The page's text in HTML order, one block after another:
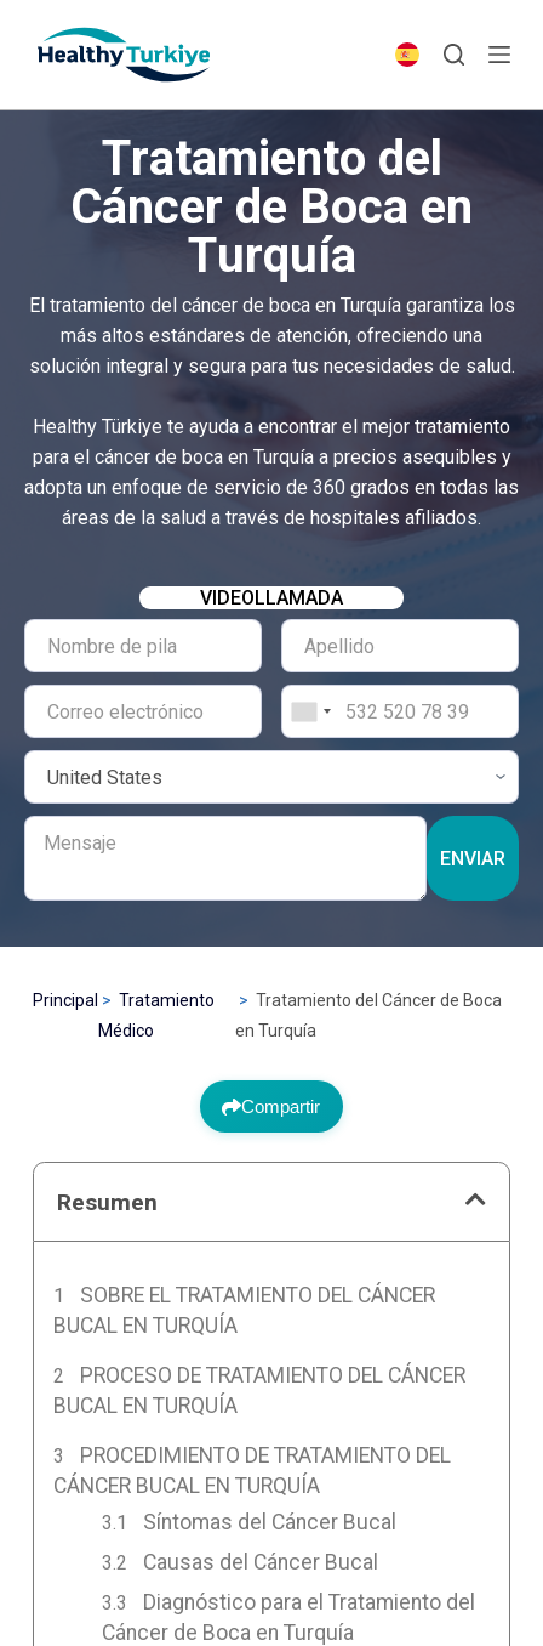
p
n
Tratamiento del
Cáncer de Boca en
Turquía
El tratamiento del cáncer de boca en Turquía garantiza los
más altos estándares de atención, ofreciendo una
solución integral y segura para tus necesidades de salud.
Healthy Türkiye te ayuda a encontrar el mejor tratamiento
para el cáncer de boca en Turquía a precios asequibles y
adopta un enfoque de servicio de 360 grados en todas las
áreas de la salud a través de hospitales afiliados.
VIDEOLLAMADA
ENVIAR
Principal
Tratamiento
Médico
Tratamiento del Cáncer de Boca
en Turquía
Compartir
Resumen
SOBRE EL TRATAMIENTO DEL CÁNCER
BUCAL EN TURQUÍA
PROCESO DE TRATAMIENTO DEL CÁNCER
BUCAL EN TURQUÍA
PROCEDIMIENTO DE TRATAMIENTO DEL
CÁNCER BUCAL EN TURQUÍA
Síntomas del Cáncer Bucal
Causas del Cáncer Bucal
Diagnóstico para el Tratamiento del
Cáncer de Boca en Turquía